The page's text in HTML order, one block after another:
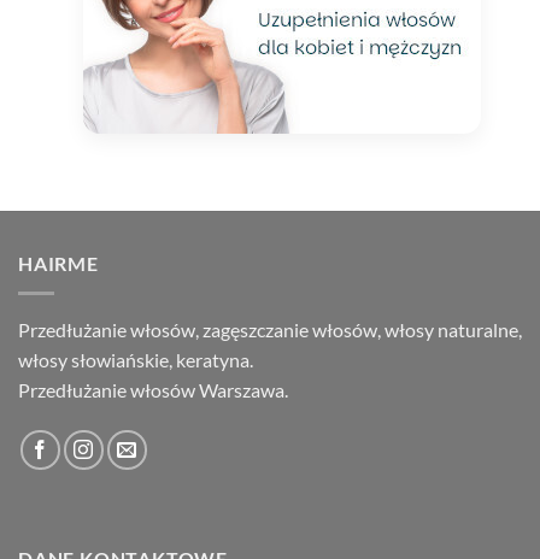
HAIRME
Przedłużanie włosów, zagęszczanie włosów, włosy naturalne,
włosy słowiańskie, keratyna.
Przedłużanie włosów Warszawa.